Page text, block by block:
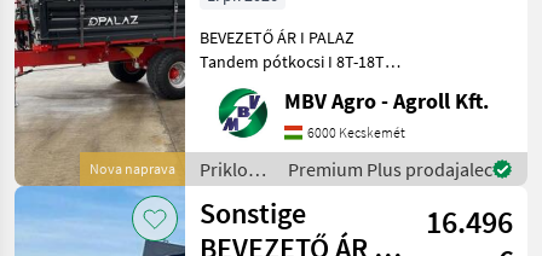
Nova naprava
pótkocsi I 8T-18T
BEVEZETŐ ÁR I PALAZ
Tandem pótkocsi I 8T-18T
Ha PALAZ akkor kizárólag
az MBV AGRO! Vásároljon
közvetlenül az importőrtől,
a régió legnagyobb PALAZ
kereskedőitől. Az
MBV Agro - Agroll Kft.
6000 Kecskemét
Priklopniki
/
Sonstige
Premium Plus prodajalec
Sonstige
BEVEZETŐ ÁR I
16.496